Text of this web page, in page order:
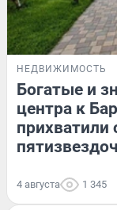
НЕДВИЖИМОСТЬ
Богатые и
центра к
прихватили
4 августа 1 345